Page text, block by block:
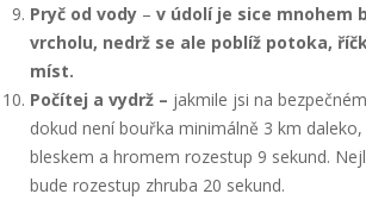
Pryč od vody – v údolí je sice mnohem
vrcholu, nedrž se ale poblíž potoka,
míst.
Počítej a vydrž – jakmile jsi na
dokud není bouřka minimálně 3 km
bleskem a hromem rozestup 9 sekund.
bude rozestup zhruba 20 sekund.